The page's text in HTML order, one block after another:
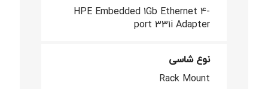
HPE Embedded 1Gb Ethernet 4-
port 331i Adapter
نوع شاسی
Rack Mount